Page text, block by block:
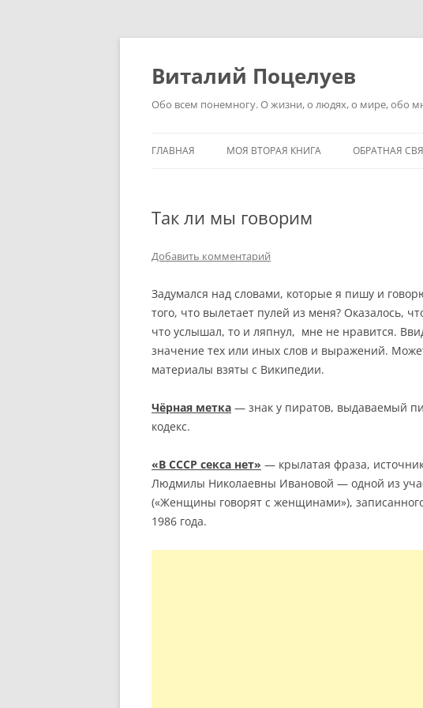
Перейти
Виталий Поцелуев
Обо всем понемногу. О жизни, о людях, о мире, обо
ГЛАВНАЯ МОЯ ВТОРАЯ КНИГА ОБРАТНАЯ
Так ли мы говорим
Добавить комментарий
Задумался над словами, которые я пишу и
того, что вылетает пулей из меня? Оказалось,
что услышал, то и ляпнул, мне не нравится.
значение тех или иных слов и выражений.
материалы взяты с Википедии.
Чёрная метка — знак у пиратов, выдаваемый
кодекс.
«В СССР секса нет» — крылатая фраза,
Людмилы Николаевны Ивановой — одной из
(«Женщины говорят с женщинами»),
1986 года.